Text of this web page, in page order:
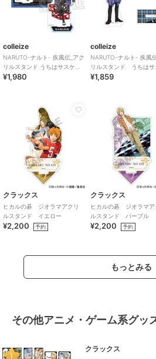
colleize
NARUTO-ナルト- 疾風伝_アク
リルスタンド うちはサスケ
(Cyber Style)
¥1,980
colleize
NARUTO-ナルト- 疾風
リルスタンド うちはサ
¥1,859
クラックス
ヒカルの碁 ジオラマアクリ
ルスタンド イエロー
¥2,200 予約
クラックス
ヒカルの碁 ジオラマア
ルスタンド パープル
¥2,200 予約
もっとみる
その他アニメ・ゲーム系グッ
クラックス